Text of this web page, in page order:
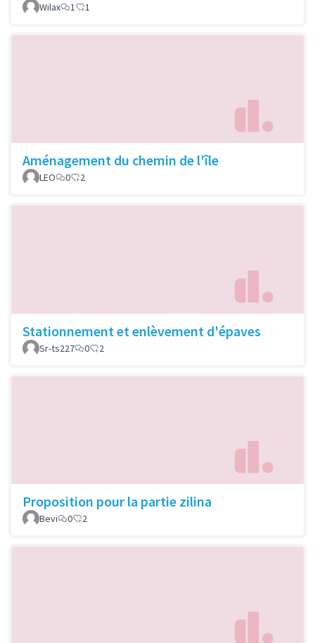
Wilax 1 1
Aménagement du chemin de l'île
LEO 0 2
Stationnement et enlèvement d'épaves
Sr-ts227 0 2
Proposition pour la partie zilina
Bevi 0 2